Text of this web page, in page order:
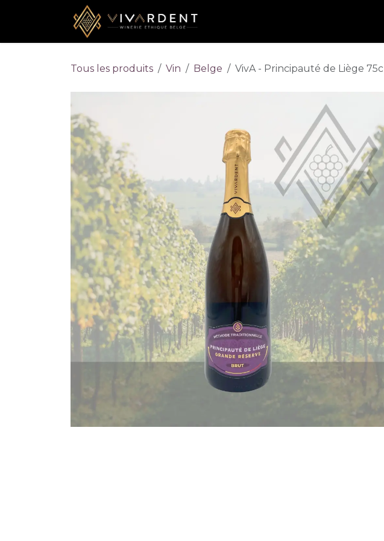
Se rendre au contenu
Tous les produits Vin Belge VivA - Principauté de Liège 75cl